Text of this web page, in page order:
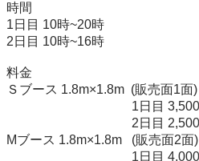
時間
1日目 10時~20時
2日目 10時~16時
料金
Ｓブース 1.8m×1.8m  (販売面1面)
Mブース 1.8m×1.8m   (販売面2面)